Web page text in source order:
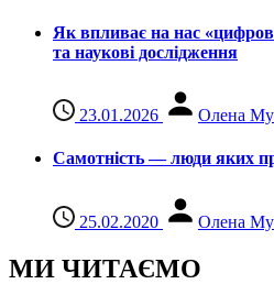
Як впливає на нас
та наукові дослідження
23.01.2026 Олена
Самотність — люди яких
25.02.2020 Олена
МИ ЧИТАЄМО